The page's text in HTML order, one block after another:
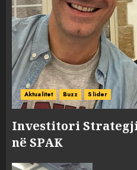
Aktualitet Buzz Slider
Investitori
në SPAK